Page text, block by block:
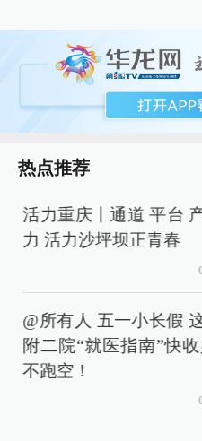
热点推荐
活力重庆丨通道 平台
力 活力沙坪坝正青春
@所有人 五一小长假
附二院“就医指南”快
不跑空！